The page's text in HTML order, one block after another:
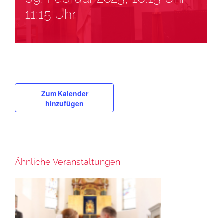
11:15 Uhr
Zum Kalender
hinzufügen
Ähnliche Veranstaltungen